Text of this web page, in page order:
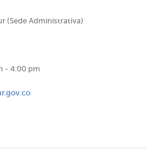
(Sede Administrativa)
- 4:00 pm